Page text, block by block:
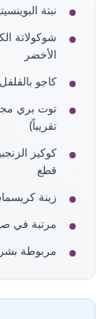
نبتة
الأخضر
كاجو بالفلفل
تقريباً)
قطع
زينة
مرتبة في
مربوطة